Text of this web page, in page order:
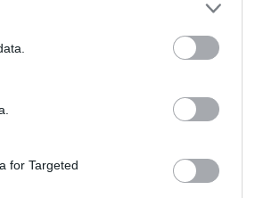
for Targetedστο πλαίσιο των
της Δημόσιας Υπηρεσίας